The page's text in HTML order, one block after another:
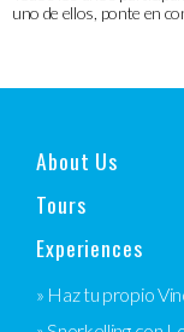
uno de ellos, ponte en
About Us
Tours
Experiences
» Haz tu propio